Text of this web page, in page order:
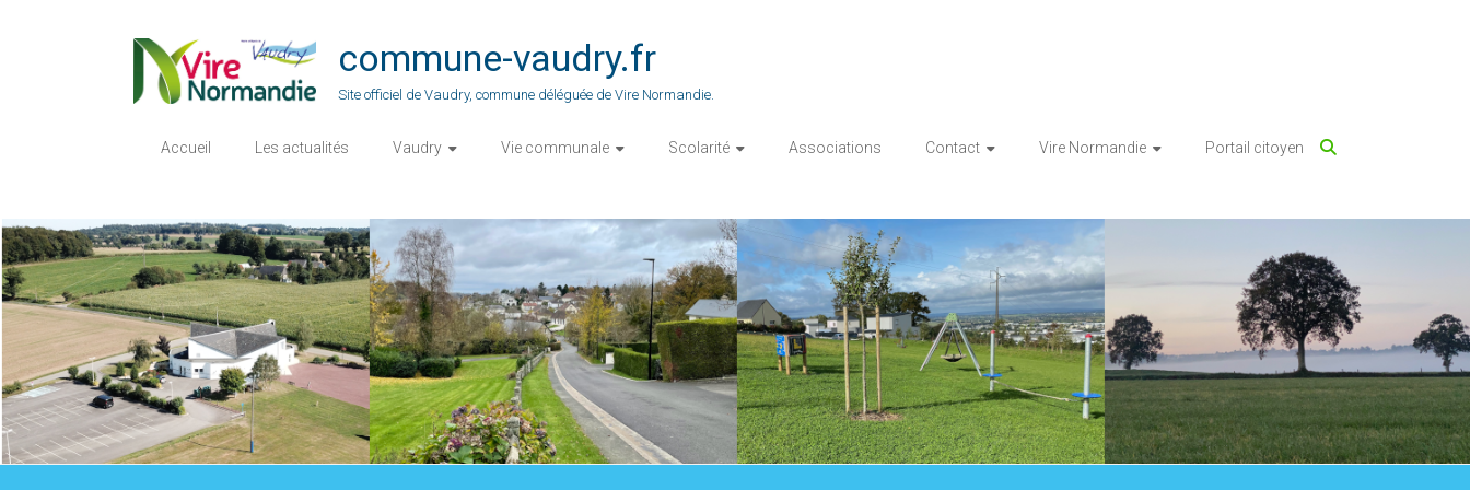
commune-vaudry.fr
Site officiel de Vaudry, commune déléguée de Vire Normandie.
Accueil Les actualités Vaudry Vie communale Scolarité Associations Contact Vire Normandie Portail citoyen